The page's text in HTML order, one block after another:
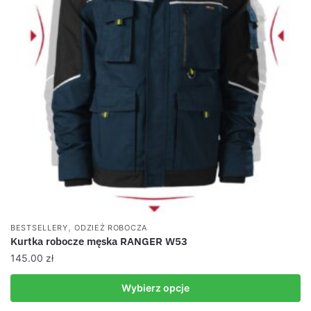
BESTSELLERY,ODZIEŻ ROBOCZA
Kurtka robocze męska RANGER W53
145.00 zł
Wybierz opcje